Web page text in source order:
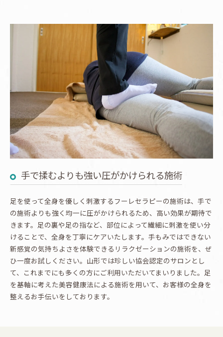
手で揉むよりも強い圧がかけられる施術
足を使って全身を優しく刺激するフーレセラピーの施術は、手で
の施術よりも強く均一に圧がかけられるため、高い効果が期待で
きます。足の裏や足の指など、部位によって繊細に刺激を使い分
けることで、全身を丁寧にケアいたします。手もみではできない
新感覚の気持ちよさを体験できるリラクゼーションの施術を、ぜ
ひ一度お試しください。山形では珍しい協会認定のサロンとし
て、これまでにも多くの方にご利用いただいてまいりました。足
を基軸に考えた美容健康法による施術を用いて、お客様の全身を
整えるお手伝いをしております。